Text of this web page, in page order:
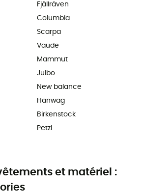
Fjällräven
Columbia
Scarpa
Vaude
Mammut
Julbo
New balance
Hanwag
Birkenstock
Petzl
et matériel :